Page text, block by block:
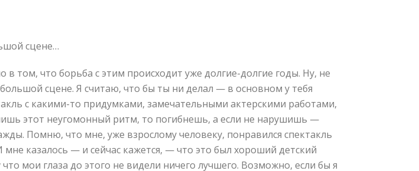
сцене…
том, что борьба с этим происходит уже долгие-долгие годы. Ну, не
сцене. Я считаю, что бы ты ни делал — в основном у тебя
с какими-то придумками, замечательными актерскими работами,
этот неугомонный ритм, то погибнешь, а если не нарушишь —
Помню, что мне, уже взрослому человеку, понравился спектакль
казалось — и сейчас кажется, — что это был хороший детский
мои глаза до этого не видели ничего лучшего. Возможно, если бы я